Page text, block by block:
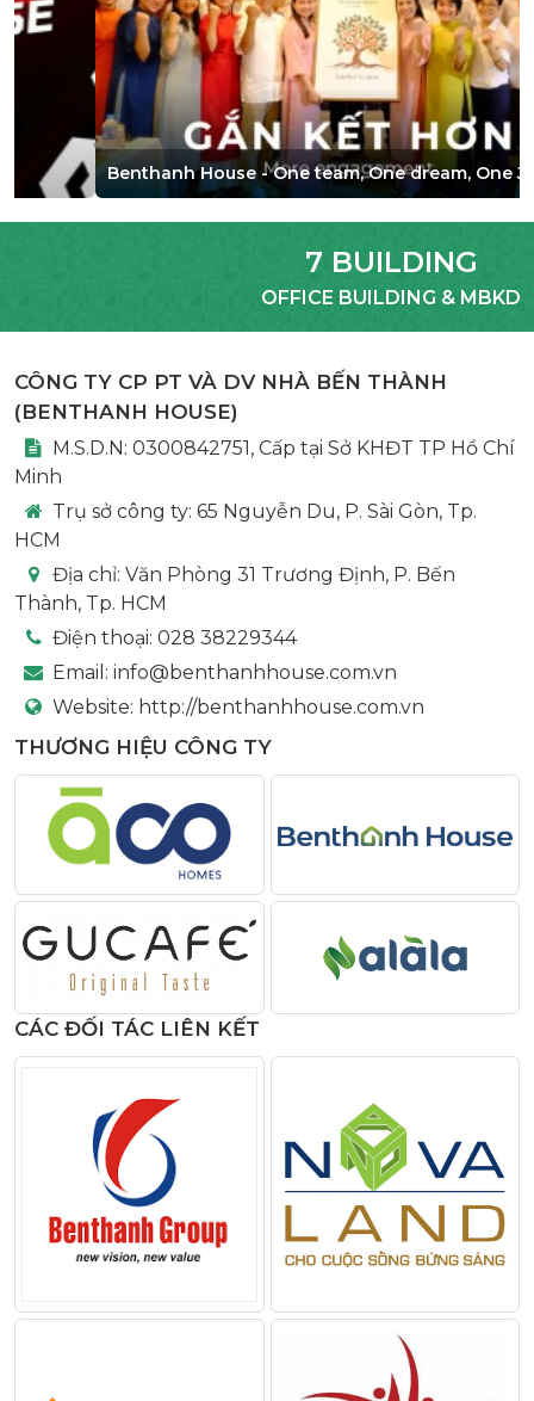
Benthanh House - One team, One dream, One Journey
7 BUILDING
OFFICE BUILDING & MBKD
CÔNG TY CP PT VÀ DV NHÀ BẾN THÀNH
(BENTHANH HOUSE)
M.S.D.N: 0300842751, Cấp tại Sở KHĐT TP Hồ Chí
Minh
Trụ sở công ty: 65 Nguyễn Du, P. Sài Gòn, Tp.
HCM
Địa chỉ: Văn Phòng 31 Trương Định, P. Bến
Thành, Tp. HCM
Điện thoại: 028 38229344
Email: info@benthanhhouse.com.vn
Website: http://benthanhhouse.com.vn
THƯƠNG HIỆU CÔNG TY
CÁC ĐỐI TÁC LIÊN KẾT